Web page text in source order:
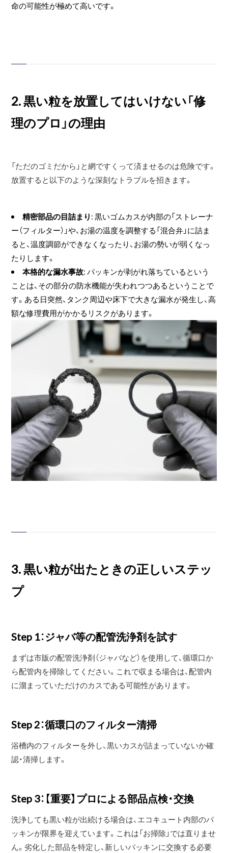
命の可能性が極めて高いです。
2. 黒い粒を放置してはいけない「修
理のプロ」の理由
「ただのゴミだから」と網ですくって済ませるのは危険です。
放置すると以下のような深刻なトラブルを招きます。
精密部品の目詰まり: 黒いゴムカスが内部の「ストレーナ
ー（フィルター）」や、お湯の温度を調整する「混合弁」に詰ま
ると、温度調節ができなくなったり、お湯の勢いが弱くなっ
たりします。
本格的な漏水事故: パッキンが剥がれ落ちているという
ことは、その部分の防水機能が失われつつあるということで
す。ある日突然、タンク周辺や床下で大きな漏水が発生し、高
額な修理費用がかかるリスクがあります。
3. 黒い粒が出たときの正しいステッ
プ
Step 1：ジャバ等の配管洗浄剤を試す
まずは市販の配管洗浄剤（ジャバなど）を使用して、循環口か
ら配管内を掃除してください。これで収まる場合は、配管内
に溜まっていただけのカスである可能性があります。
Step 2：循環口のフィルター清掃
浴槽内のフィルターを外し、黒いカスが詰まっていないか確
認・清掃します。
Step 3：【重要】プロによる部品点検・交換
洗浄しても黒い粒が出続ける場合は、エコキュート内部のパ
ッキンが限界を迎えています。これは「お掃除」では直りませ
ん。劣化した部品を特定し、新しいパッキンに交換する必要